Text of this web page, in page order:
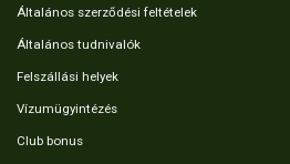
Általános szerződési feltételek
Általános tudnivalók
Felszállási helyek
Vízumügyintézés
Club bonus